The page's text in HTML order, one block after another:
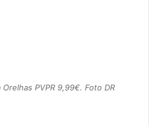
PVPR 9,99€. Foto DR